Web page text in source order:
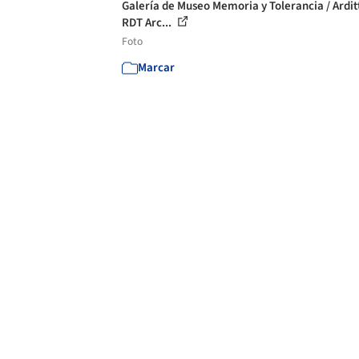
Galería de Museo Memoria y Tolerancia /
RDT Arc...
Foto
Marcar